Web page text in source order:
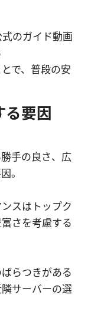
のガイド動画
で、普段の安
要因
手の良さ、広
。
スはトップク
さを考慮する
らつきがある
サーバーの選